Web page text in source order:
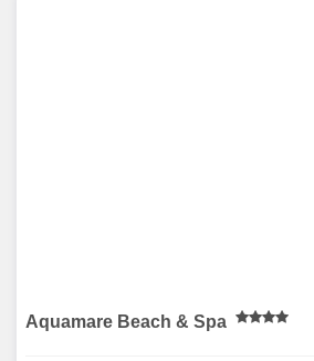
Aquamare Beach & Spa